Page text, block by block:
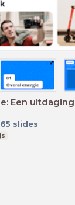
Een
65 slides